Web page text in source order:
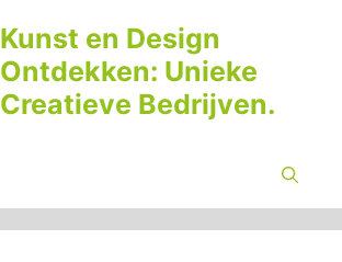
Kunst en Design
Ontdekken: Unieke
Creatieve Bedrijven.